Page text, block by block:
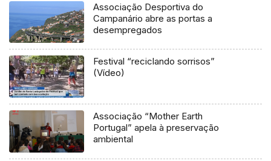
Associação Desportiva do
Campanário abre as portas a
desempregados
Festival “reciclando sorrisos”
(Vídeo)
Associação “Mother Earth
Portugal” apela à preservação
ambiental